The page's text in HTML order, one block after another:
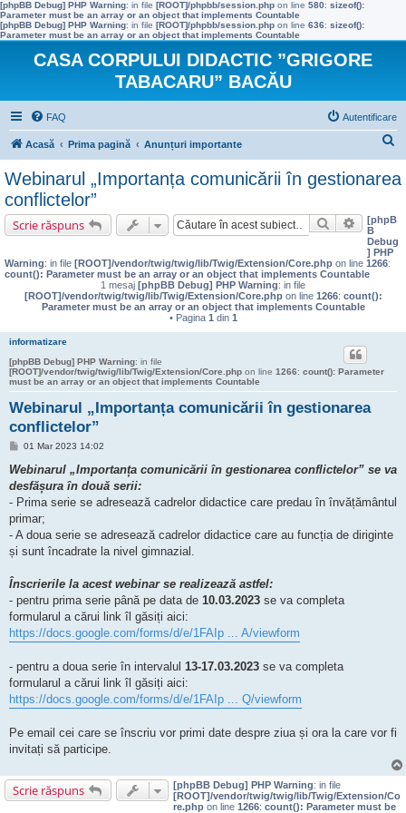
[phpBB Debug] PHP Warning: in file [ROOT]/phpbb/session.php on line 580: sizeof():
Parameter must be an array or an object that implements Countable
[phpBB Debug] PHP Warning: in file [ROOT]/phpbb/session.php on line 636: sizeof():
Parameter must be an array or an object that implements Countable
CASA CORPULUI DIDACTIC ”GRIGORE
TABACARU” BACĂU
FAQ Autentificare
Acasă Prima pagină Anunțuri importante
u
Webinarul „Importanța comunicării în gestionarea
conflictelor”
Scrie răspuns Căutare[phpB
B
Debug
] PHP
Warning: in file [ROOT]/vendor/twig/twig/lib/Twig/Extension/Core.php on line 1266:
count(): Parameter must be an array or an object that implements Countable
1 mesaj [phpBB Debug] PHP Warning: in file
[ROOT]/vendor/twig/twig/lib/Twig/Extension/Core.phpon line 1266: count():
Parameter must be an array or an object that implements Countable
• Pagina 1 din 1
informatizare
[phpBB Debug] PHP Warning: in file
[ROOT]/vendor/twig/twig/lib/Twig/Extension/Core.php on line 1266: count(): Parameter
must be an array or an object that implements Countable
Webinarul „Importanța comunicării în gestionarea
conflictelor”
M
s
j
01 Mar 2023 14:02
Webinarul „Importanța comunicării în gestionarea conflictelor” se va
desfășura în două serii:
- Prima serie se adresează cadrelor didactice care predau în învățământul
primar;
- A doua serie se adresează cadrelor didactice care au funcția de diriginte
și sunt încadrate la nivel gimnazial.
Înscrierile la acest webinar se realizează astfel:
- pentru prima serie până pe data de 10.03.2023 se va completa
formularul a cărui link îl găsiți aici:
https://docs.google.com/forms/d/e/1FAIp ... A/viewform
- pentru a doua serie în intervalul 13-17.03.2023 se va completa
formularul a cărui link îl găsiți aici:
https://docs.google.com/forms/d/e/1FAIp ... Q/viewform
Pe email cei care se înscriu vor primi date despre ziua și ora la care vor fi
invitați să participe.
Scrie răspuns [phpBB Debug] PHP Warning: in file
[ROOT]/vendor/twig/twig/lib/Twig/Extension/Co
re.php on line 1266: count(): Parameter must be